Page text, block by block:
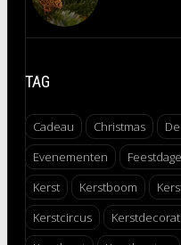
TAG
Cadeau Christmas
Evenementen
Kerst
Kerstboom
Kerstcircus